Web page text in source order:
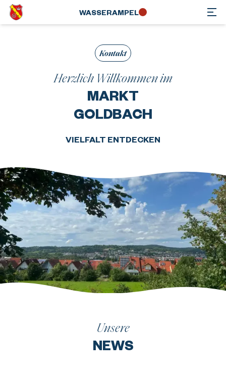
WASSER­AMPEL
Kontakt
Herzlich Willkommen im
MARKT
GOLDBACH
VIELFALT ENTDECKEN
Unsere
NEWS